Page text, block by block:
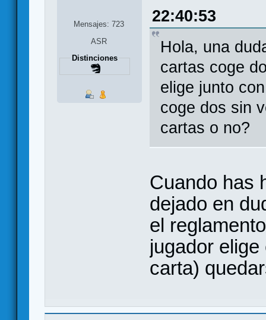
Mensajes: 723
ASR
Distinciones
22:40:53
Hola, una
cartas coge
elige junto
coge dos sin
cartas o no?
Cuando has
dejado en
el
jugador
carta)